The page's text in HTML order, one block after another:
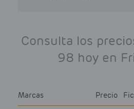
Consulta los
98 hoy en
Marcas Precio